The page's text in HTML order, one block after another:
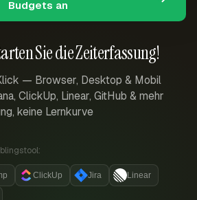
Sie die Zeiterfassung!
— Browser, Desktop & Mobil
ClickUp, Linear, GitHub & mehr
keine Lernkurve
ClickUp Jira Linear
Budgets an